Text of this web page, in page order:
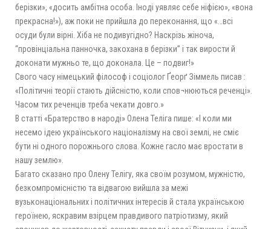
берізки», «досить амбітна особа. Іноді уявляє себе ніфією», «вона
прекрасна!»), аж поки не прийшла до переконання, що «…всі
осуди були вірні. Хіба не подивугідно? Наскрізь жіноча,
“провінціальна панночка, закохана в берізки” і так вирости й
доконати мужньо те, що доконала. Це – подвиг!»
Свого часу німецький філософ і соціолог Ґеорґ Зіммель писав :
«Політичні теорії стають дійсністю, коли спов¬нюються реченці».
Часом тих реченців треба чекати довго.»
В статті «Братерство в народі» Олена Теліга пише: «І коли ми
несемо ідею українського націоналізму на свої землі, не сміє
бути ні одного порожнього слова. Кожне гасло має вростати в
нашу землю».
Багато сказано про Олену Телігу, яка своїм розумом, мужністю,
безкомпромісністю та відвагою вийшла за межі
вузьконаціональних і політичних інтересів й стала українською
героїнею, яскравим взірцем правдивого патріотизму, який